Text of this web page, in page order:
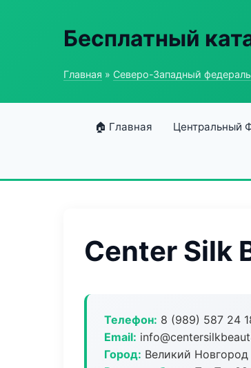
Бесплатный
Главная » Северо-Западный
🏠 Главная Центральный
Center Silk
Телефон: 8 (989) 587 24
Email:
Город: Великий Новгород